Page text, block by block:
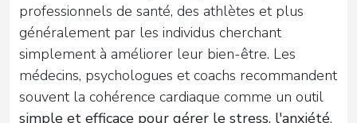
professionnels de santé, des athlètes et plus
généralement par les individus cherchant
simplement à améliorer leur bien-être. Les
médecins, psychologues et coachs recommandent
souvent la cohérence cardiaque comme un outil
simple et efficace pour gérer le stress, l'anxiété,